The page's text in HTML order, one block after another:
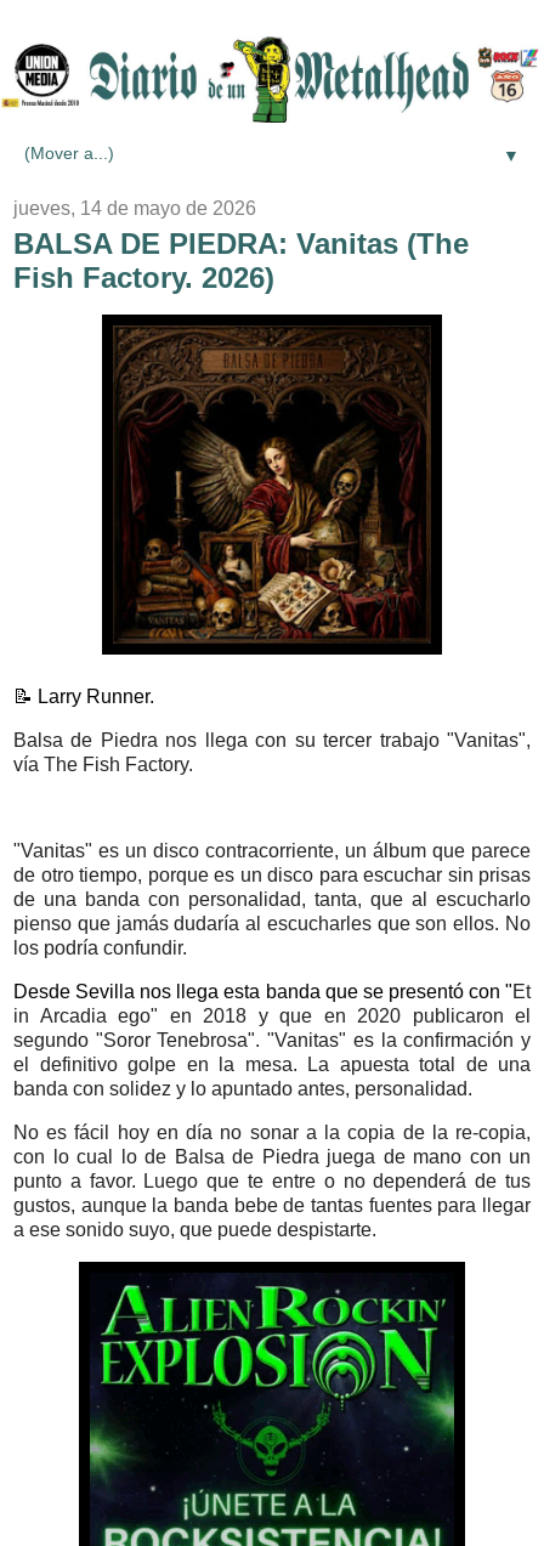
▼
jueves, 14 de mayo de 2026
BALSA DE PIEDRA: Vanitas (The
Fish Factory. 2026)
📝 Larry Runner.
Balsa de Piedra nos llega con su tercer trabajo "Vanitas",
vía The Fish Factory.
"Vanitas" es un disco contracorriente, un álbum que parece
de otro tiempo, porque es un disco para escuchar sin prisas
de una banda con personalidad, tanta, que al escucharlo
pienso que jamás dudaría al escucharles que son ellos. No
los podría confundir.
Desde Sevilla nos llega esta banda que se presentó con "Et
in Arcadia ego" en 2018 y que en 2020 publicaron el
segundo "Soror Tenebrosa". "Vanitas" es la confirmación y
el definitivo golpe en la mesa. La apuesta total de una
banda con solidez y lo apuntado antes, personalidad.
No es fácil hoy en día no sonar a la copia de la re-copia,
con lo cual lo de Balsa de Piedra juega de mano con un
punto a favor. Luego que te entre o no dependerá de tus
gustos, aunque la banda bebe de tantas fuentes para llegar
a ese sonido suyo, que puede despistarte.